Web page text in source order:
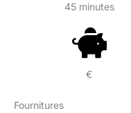
45 minutes
€
Fournitures